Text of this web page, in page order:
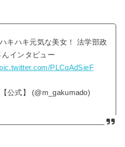
キハキ元気な美女！ 法学部政
インタビュー
pic.twitter.com/PLCqAdSieF
公式】 (@m_gakumado)